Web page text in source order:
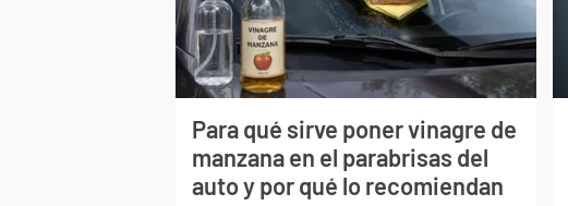
Para qué sirve poner vinagre de
manzana en el parabrisas del
auto y por qué lo recomiendan